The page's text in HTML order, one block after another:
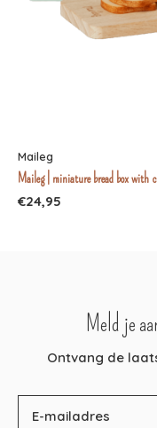
Maileg
Maileg | miniature bread box with
€24,95
Meld je
Ontvang de